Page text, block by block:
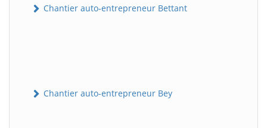
Chantier auto-entrepreneur Bettant
Chantier auto-entrepreneur Bey